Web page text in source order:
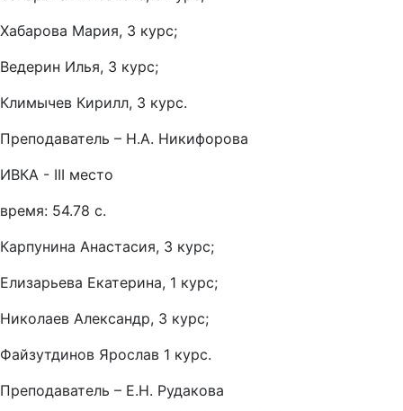
Хабарова Мария, 3 курс;
Ведерин Илья, 3 курс;
Климычев Кирилл, 3 курс.
Преподаватель – Н.А. Никифорова
ИВКА - III место
время: 54.78 с.
Карпунина Анастасия, 3 курс;
Елизарьева Екатерина, 1 курс;
Николаев Александр, 3 курс;
Файзутдинов Ярослав 1 курс.
Преподаватель – Е.Н. Рудакова